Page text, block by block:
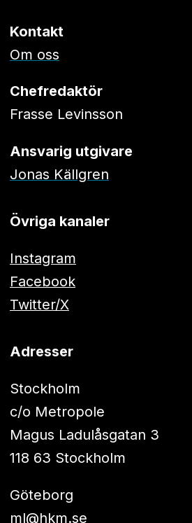
Kontakt
Om oss
Chefredaktör
Frasse Levinsson
Ansvarig utgivare
Jonas Källgren
Övriga kanaler
Instagram
Facebook
Twitter/X
Adresser
Stockholm
c/o Metropole
Magus Ladulåsgatan 3
118 63 Stockholm
Göteborg
ml@hkm.se